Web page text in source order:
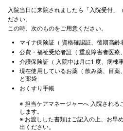
入院当日に来院されましたら「入院受付」
ださい。
この時、次のものをご用意ください。
マイナ保険証（ 資格確認証、後期高齢
公費・福祉受給者証（ 重度障害者医療
介護保険証（ 入院中は月に1 度、病棟
現在使用しているお薬（ 飲み薬、目薬
と薬袋
おくすり手帳
※ 担当ケアマネージャーへ 入院される
します。
※ お渡しした書類はご記入の上、お早
出ください。